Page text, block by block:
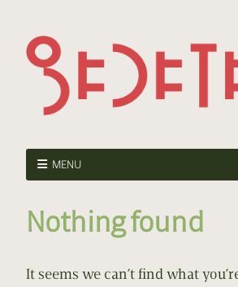
MENU
Nothing found
It seems we can’t find what